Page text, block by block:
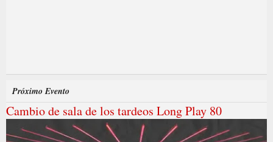
Próximo Evento
Cambio de sala de los tardeos Long Play 80